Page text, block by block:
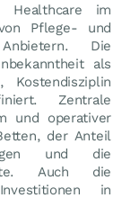
Healthcare im
Pflege- und
Die
als
Kostendisziplin
Zentrale
und operativer
der Anteil
und die
Auch die
in